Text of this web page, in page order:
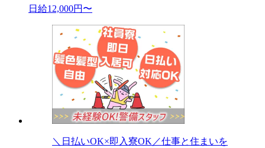
日給12,000円〜
＼日払いOK×即入寮OK／仕事と住まいを